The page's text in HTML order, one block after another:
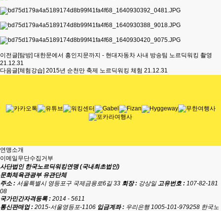
이전글[탐방] 대한문에서 흥인지문까지 - 현대자동차 사내 방송팀 노르딕워킹 촬영
21.12.31
다음글[체험강습] 2015년 순천만 축제 노르딕워킹 체험 21.12.31
연맹소개
이메일무단수집거부
사단법인 한국노르딕워킹연맹 (국내최초법인)
문화체육관광부 유관단체
주소 : 서울특별시 영등포구 국제금융로6길 33 회장 : 강상일 고유번호 : 107-82-181
08
국가민간자격등록 : 2014 - 5611
통신판매업 : 2015-서울영등포-1106 입금계좌 : 우리은행 1005-101-979258 한국노